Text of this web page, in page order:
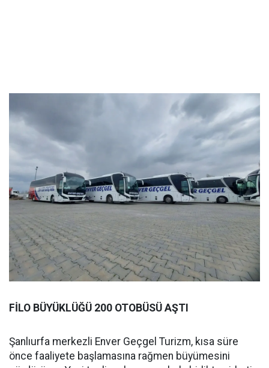
FİLO BÜYÜKLÜĞÜ 200 OTOBÜSÜ AŞTI
Şanlıurfa merkezli Enver Geçgel Turizm, kısa süre
önce faaliyete başlamasına rağmen büyümesini